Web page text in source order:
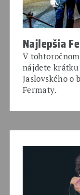
Najlepšia
V
nájdete
Jaslovského o
Fermaty.